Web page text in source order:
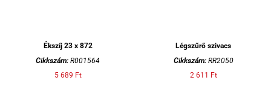
Ékszíj 23 x 872
Cikkszám: R001564
5 689 Ft
Légszűrő szivacs
Cikkszám:RR2050
2 611 Ft